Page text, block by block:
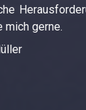
mich gerne.